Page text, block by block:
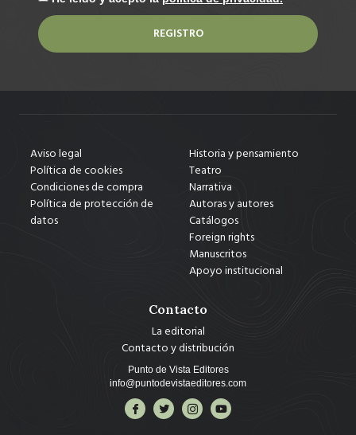
REGISTRO
Aviso legal
Política de cookies
Condiciones de compra
Política de protección de
datos
Historia y pensamiento
Teatro
Narrativa
Autoras y autores
Catálogos
Foreign rights
Manuscritos
Apoyo institucional
Contacto
La editorial
Contacto y distribución
Punto de Vista Editores
info@puntodevistaeditores.com